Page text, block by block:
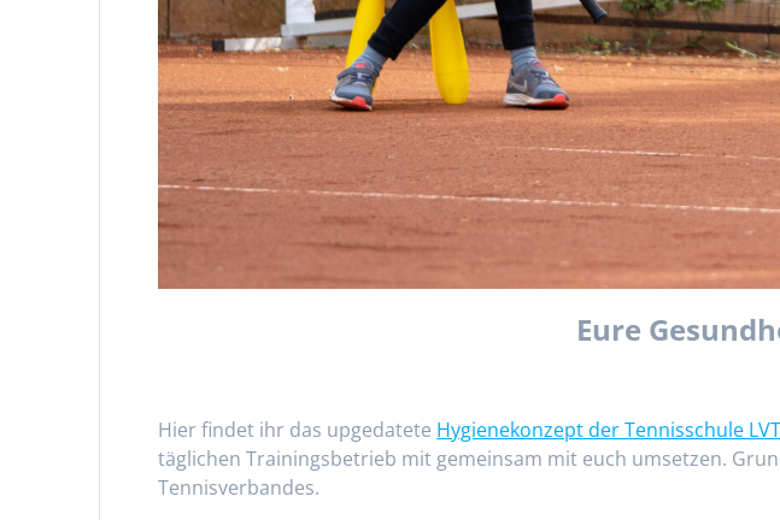
Eure
Hier findet ihr das upgedatete Hygienekonzept der Tennisschule
täglichen Trainingsbetrieb mit gemeinsam mit euch umsetzen.
Tennisverbandes.